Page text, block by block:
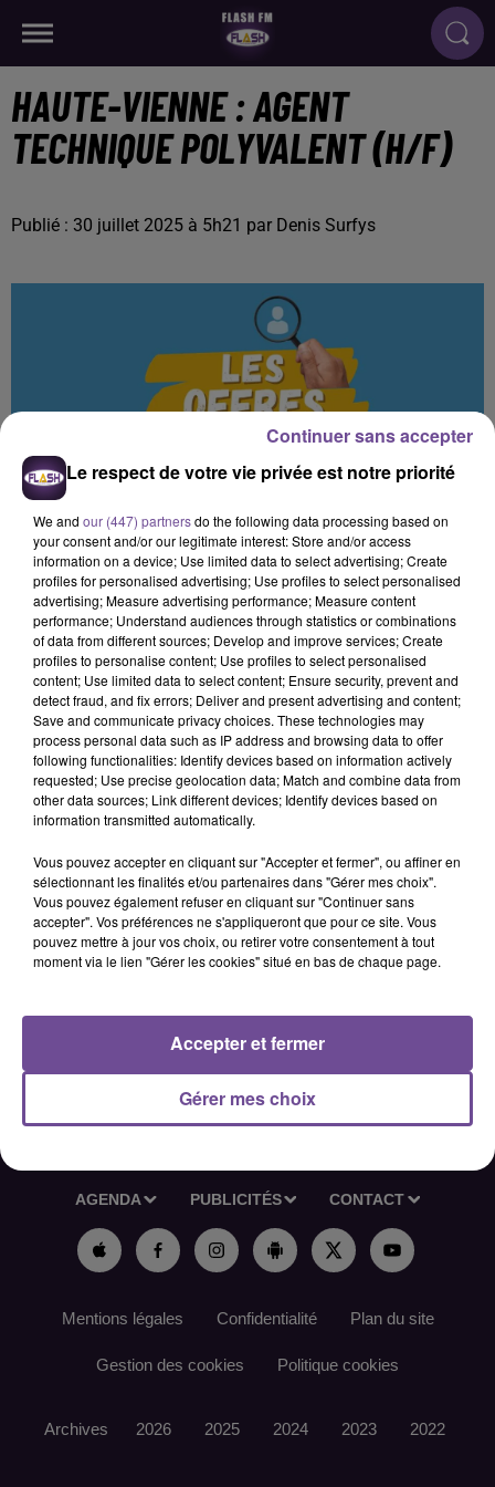
HAUTE-VIENNE : AGENT
TECHNIQUE POLYVALENT (H/F)
Publié : 30 juillet 2025 à 5h21 par Denis Surfys
À Cussac, une société recherche un
agent technique polyvalent (H/F).
À Cussac, une société recherche un agent technique
polyvalent (H/F). Sous la responsabilité du responsable de
service, vous assurez l'ensemble des activités liées à
l'entretien de la voirie, du patrimoine bâti, des espaces verts,
vous assurez des missions de collecte des ordures
ménagères, et réaliser des opérations de maintenance et de
petite manutention. CDD 3 mois renouvelables. Poste à
pourvoir dès que possible.
AGENDA PUBLICITÉS CONTACT
Mentions légales Confidentialité Plan du site
Gestion des cookies Politique cookies
Archives 2026 2025 2024 2023 2022
Le respect de votre vie privée est notre priorité
We and our (447) partnersdo the following data processing based on
your consent and/or our legitimate interest: Store and/or access
information on a device; Use limited data to select advertising; Create
profiles for personalised advertising; Use profiles to select personalised
advertising; Measure advertising performance; Measure content
performance; Understand audiences through statistics or combinations
of data from different sources; Develop and improve services; Create
profiles to personalise content; Use profiles to select personalised
content; Use limited data to select content; Ensure security, prevent and
detect fraud, and fix errors; Deliver and present advertising and content;
Save and communicate privacy choices. These technologies may
process personal data such as IP address and browsing data to offer
following functionalities: Identify devices based on information actively
requested; Use precise geolocation data; Match and combine data from
other data sources; Link different devices; Identify devices based on
information transmitted automatically.
Vous pouvez accepter en cliquant sur "Accepter et fermer", ou affiner en
sélectionnant les finalités et/ou partenaires dans "Gérer mes choix".
Vous pouvez également refuser en cliquant sur "Continuer sans
accepter". Vos préférences ne s'appliqueront que pour ce site. Vous
pouvez mettre à jour vos choix, ou retirer votre consentement à tout
moment via le lien "Gérer les cookies" situé en bas de chaque page.
Gérer mes choix
Accepter et fermer
Continuer sans accepter